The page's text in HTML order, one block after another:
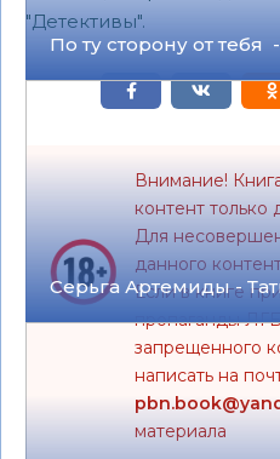
По ту сторону от
Серьга Артемиды -
"Детективы".
Внимание!
контент только
Для
данного
Если в книге
пропаганды
запрещенного
написать на
материала